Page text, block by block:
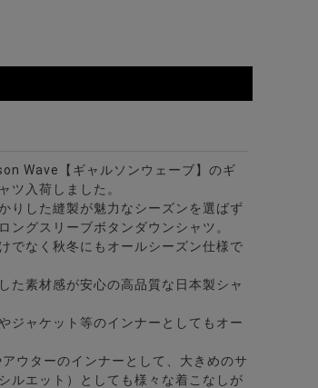
Wave【ギャルソンウェーブ】のギ
ツ入荷しました。
りした縫製が魅力なシーズンを選ばず
ングスリーブボタンダウンシャツ。
でなく秋冬にもオールシーズン仕様で
た素材感が安心の高品質な日本製シャ
ジャケット等のインナーとしてもオー
ウターのインナーとして、大きめのサ
ルエット）としても様々な着こなしが